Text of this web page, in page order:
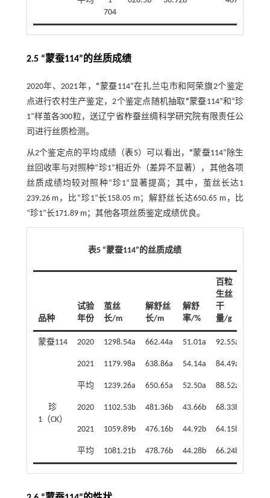
704
2.5 “蒙蚕114”的丝质成绩
2020年、2021年， “ 蒙蚕114”在扎兰屯市和阿荣旗2个鉴定
点进行农村生产鉴定，2个鉴定点随机抽取“蒙蚕114”和“珍
1”样茧各300粒，送辽宁省柞蚕丝绸科学研究院有限责任公
司进行丝质检测。
从2个鉴定点的平均成绩（表5）可以看出， “蒙蚕114”除生
丝回收率与对照种“珍1”相近外（差异不显著），其他各项
丝质成绩均较对照种“珍1”显著提高；其中，茧丝长达1
239.26 m，比“珍1”长158.05 m；解舒丝长达650.65 m，比
“珍1”长171.89 m；其他各项丝质鉴定成绩优良。
表5 “蒙蚕114”的丝质成绩
品种
试验
年份
茧丝
长/m
解舒丝
长/m
解舒
率/%
百粒
生丝
干
量/g
蒙蚕114 2020 1298.54a 662.44a 51.01a 92.55a
2021 1179.98a 638.86a 54.14a 84.49a
平均 1239.26a 650.65a 52.50a 88.52a
珍
1（CK）
2020 1102.53b 481.36b 43.66b 68.33b
2021 1059.89b 476.16b 44.92b 64.15b
平均 1081.21b 478.76b 44.28b 66.24b